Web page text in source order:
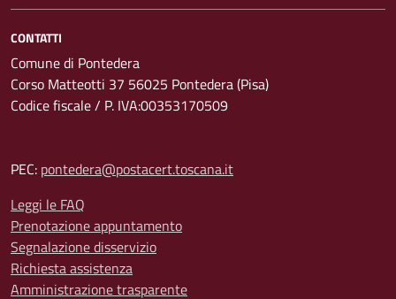
CONTATTI
Comune di Pontedera
Corso Matteotti 37 56025 Pontedera (Pisa)
Codice fiscale / P. IVA:00353170509
PEC: pontedera@postacert.toscana.it
Leggi le FAQ
Prenotazione appuntamento
Segnalazione disservizio
Richiesta assistenza
Amministrazione trasparente